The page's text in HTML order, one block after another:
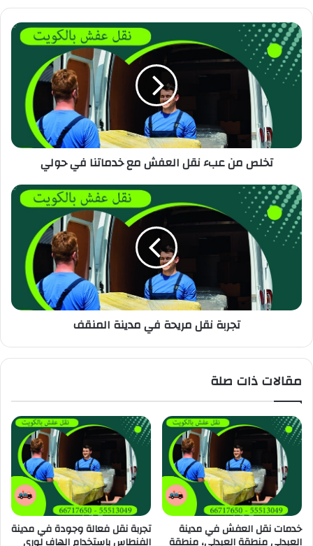
تخلص من عبء نقل العفش مع خدماتنا في حولي
تجربة نقل مريحة في مدينة المنقف
مقالات ذات صلة
خدمات نقل العفش في مدينة تجربة نقل فعالة وجودة في مدينة